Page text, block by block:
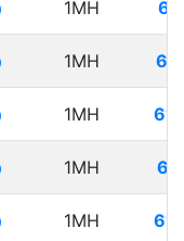
1MH
1MH
1MH
1MH
1MH